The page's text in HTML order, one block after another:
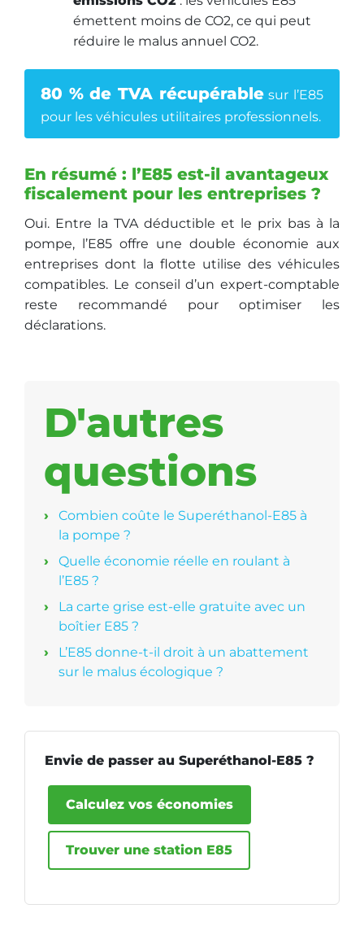
émettent moins de CO2, ce qui peut
réduire le malus annuel CO2.
80 % de TVA récupérablesur l’E85
pour les véhicules utilitaires professionnels.
En résumé : l’E85 est-il avantageux
fiscalement pour les entreprises ?
Oui. Entre la TVA déductible et le prix bas à la
pompe, l’E85 offre une double économie aux
entreprises dont la flotte utilise des véhicules
compatibles. Le conseil d’un expert-comptable
reste recommandé pour optimiser les
déclarations.
D'autres
questions
Combien coûte le Superéthanol-E85 à
la pompe ?
Quelle économie réelle en roulant à
l’E85 ?
La carte grise est-elle gratuite avec un
boîtier E85 ?
L’E85 donne-t-il droit à un abattement
sur le malus écologique ?
Envie de passer au Superéthanol-E85 ?
Calculez vos économies
Trouver une station E85